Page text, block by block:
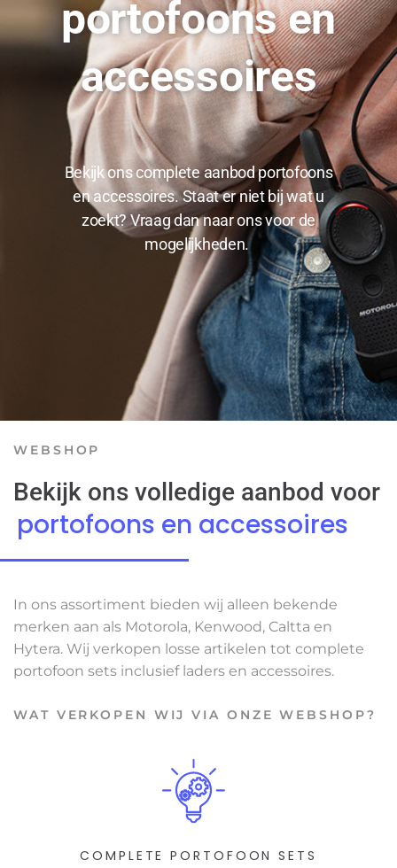
portofoons en
accessoires
Bekijk ons complete aanbod portofoons
en accessoires. Staat er niet bij wat u
zoekt? Vraag dan naar ons voor de
mogelijkheden.
WEBSHOP
Bekijk ons volledige aanbod voor
portofoons en accessoires
In ons assortiment bieden wij alleen bekende
merken aan als Motorola, Kenwood, Caltta en
Hytera. Wij verkopen losse artikelen tot complete
portofoon sets inclusief laders en accessoires.
WAT VERKOPEN WIJ VIA ONZE WEBSHOP?
COMPLETE PORTOFOON SETS